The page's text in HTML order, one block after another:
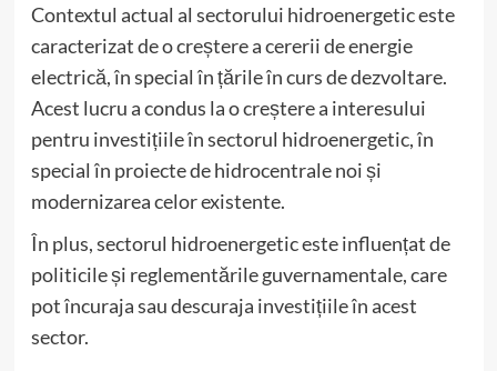
Contextul actual al sectorului hidroenergetic este
caracterizat de o creștere a cererii de energie
electrică, în special în țările în curs de dezvoltare.
Acest lucru a condus la o creștere a interesului
pentru investițiile în sectorul hidroenergetic, în
special în proiecte de hidrocentrale noi și
modernizarea celor existente.
În plus, sectorul hidroenergetic este influențat de
politicile și reglementările guvernamentale, care
pot încuraja sau descuraja investițiile în acest
sector.